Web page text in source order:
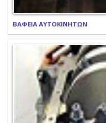
ΒΑΦΕΙΑ ΑΥΤΟΚΙΝΗΤΩΝ